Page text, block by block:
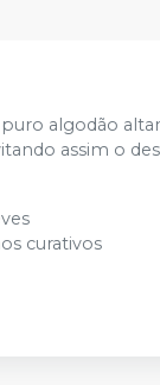
algodão
assim o
curativos